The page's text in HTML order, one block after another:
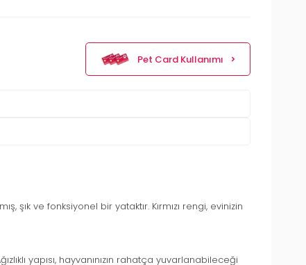
Pet Card Kullanımı
şık ve fonksiyonel bir yataktır. Kırmızı rengi, evinizin
yapısı, hayvanınızın rahatça yuvarlanabileceği